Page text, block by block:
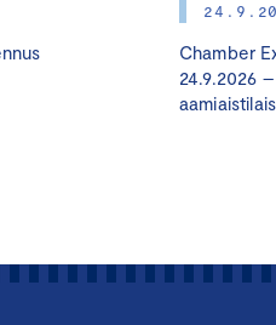
ja energiapolitiikan
vihreän kehityksen
Chamber
24.9.2026